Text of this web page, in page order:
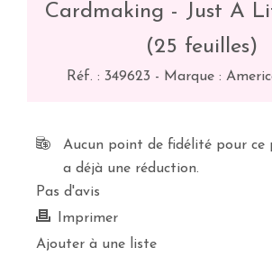
Cardmaking - Just A
(25 feuilles)
Réf. : 349623 - Marque :
Aucun point de fidélité pour ce
a déjà une réduction.
Pas d'avis
Imprimer
Ajouter à une liste